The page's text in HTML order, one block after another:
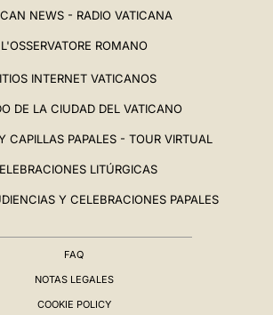
NEWS - RADIO VATICANA
L'OSSERVATORE ROMANO
INTERNET VATICANOS
DE LA CIUDAD DEL VATICANO
CAPILLAS PAPALES - TOUR VIRTUAL
LITÚRGICAS
Y CELEBRACIONES PAPALES
FAQ
NOTAS LEGALES
COOKIE POLICY